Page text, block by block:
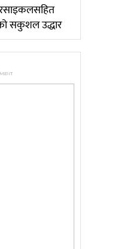
सकुशल उद्धार